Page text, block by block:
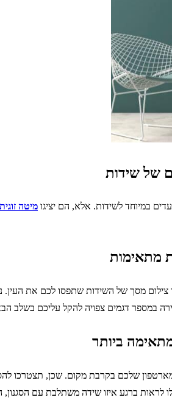
במיוחד לשידות. אלא, הם יציגו מיטה זוגית
מסך של השידות שתפסו לכם את העין.
במספר דגמים צפויה להקל עליכם בשלב
שלכם בקרבת מקום. שכן, תצטרכו
לראות ברגע איזו שידה משתלבת עם